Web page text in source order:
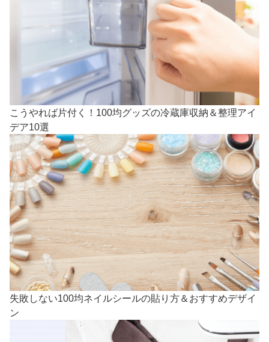
こうやれば片付く！100均グッズの冷蔵庫収納＆整理アイ
デア10選
失敗しない100均ネイルシールの貼り方＆おすすめデザイ
ン